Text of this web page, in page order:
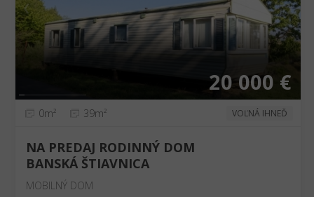
❮ ❯
20 000 €
0m² 39m² VOĽNÁ IHNEĎ
NA PREDAJ RODINNÝ DOM
BANSKÁ ŠTIAVNICA
MOBILNÝ DOM